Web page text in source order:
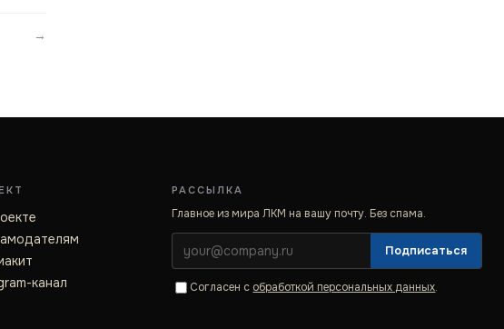
→
канал
РАССЫЛКА
Главное из мира ЛКМ на вашу почту. Без спама.
Подписаться
Согласен с обработкой персональных данных.